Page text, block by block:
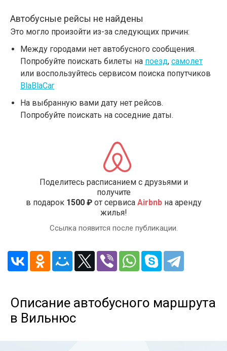
Автобусные рейсы не найдены
Это могло произойти из-за следующих причин:
Между городами нет автобусного сообщения.
Попробуйте поискать билеты на поезд, самолет
или воспользуйтесь сервисом поиска попутчиков
BlaBlaCar
На выбранную вами дату нет рейсов.
Попробуйте поискать на соседние даты.
Поделитесь расписанием с друзьями и
получите
в подарок 1500 ₽от сервиса Airbnbна аренду
жилья!
Ссылка появится после публикации.
Описание автобусного маршрута
в Вильнюс